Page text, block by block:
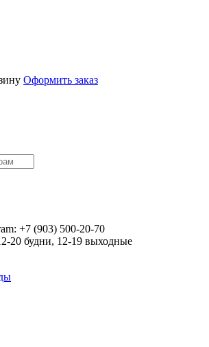
Оформить заказ
+7 (903) 500-20-70
20 будни, 12-19 выходные